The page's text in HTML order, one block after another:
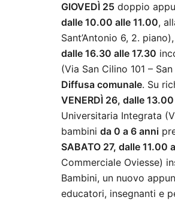
GIOVEDÌ 25 doppio
dalle 10.00 alle 11.00,
Sant’Antonio 6, 2.
dalle 16.30 alle 17.30
(Via San Cilino 101 –
Diffusa comunale. Su
VENERDÌ 26, dalle
Universitaria Integrata
bambini da 0 a 6 anni
SABATO 27, dalle 11.00
Commerciale Oviesse)
Bambini, un nuovo
educatori, insegnanti e